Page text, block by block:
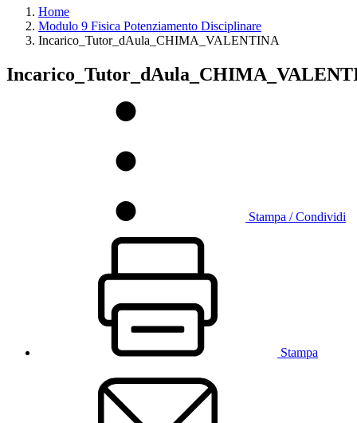
Home
Modulo 9 Fisica Potenziamento Disciplinare
Incarico_Tutor_dAula_CHIMA_VALENTINA
Stampa / Condividi
Stampa